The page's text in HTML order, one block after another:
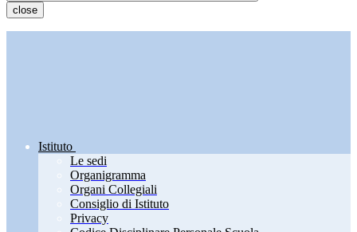
close
Istituto
Le sedi
Organigramma
Organi Collegiali
Consiglio di Istituto
Privacy